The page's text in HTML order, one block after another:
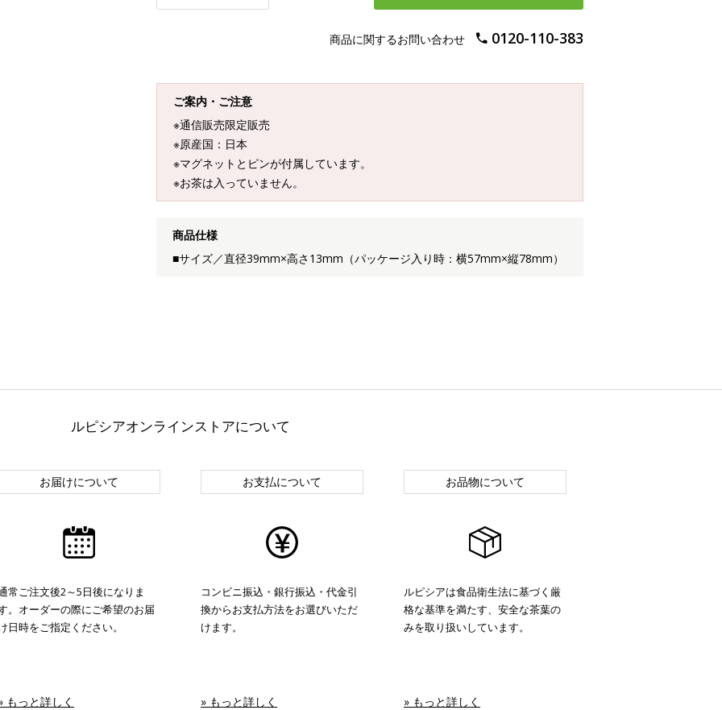
商品に関するお問い合わせ 0120-110-383
ご案内・ご注意
※通信販売限定販売
※原産国：日本
※マグネットとピンが付属しています。
※お茶は入っていません。
商品仕様
■サイズ／直径39mm×高さ13mm（パッケージ入り時：横57mm×縦78mm）
ルピシアオンラインストアについて
お届けについて
常ご注文後2～5日後になりま
。オーダーの際にご希望のお届
日時をご指定ください。
もっと詳しく
お支払について
コンビニ振込・銀行振込・代金引
換からお支払方法をお選びいただ
けます。
» もっと詳しく
お品物について
ルピシアは食品衛生法に基づく厳
格な基準を満たす、安全な茶葉の
みを取り扱いしています。
» もっと詳しく